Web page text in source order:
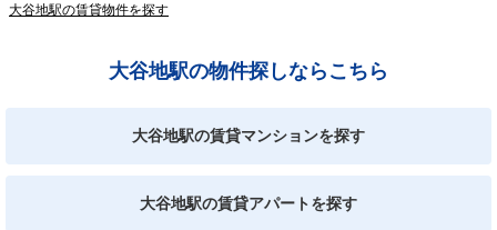
大谷地駅の賃貸物件を探す
大谷地駅の物件探しならこちら
大谷地駅の賃貸マンションを探す
大谷地駅の賃貸アパートを探す